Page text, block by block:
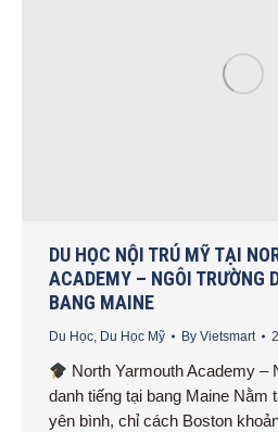
DU HỌC NỘI TRÚ MỸ TẠI
ACADEMY – NGÔI TRƯỜNG
BANG MAINE
Du Học, Du Học Mỹ By Vietsmart
North Yarmouth Academy –
danh tiếng tại bang Maine Nằm
yên bình, chỉ cách Boston